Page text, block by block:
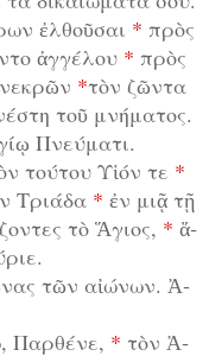
ἐλ­θοῦ­σαι * πρὸς
ἀγ­γέ­λου * πρὸς
*τὸν ζῶν­τα
τοῦ μνή­μα­τος.
Πνεύ­μα­τι.
τού­του Υἱ­όν τε *
Τρι­ά­δα * ἐν μι­ᾷ τῇ
τὸ Ἅ­γι­ος, * ἅ­
τῶν αἰ­ώ­νων. Ἀ­
Παρ­θέ­νε, * τὸν Ἀ­